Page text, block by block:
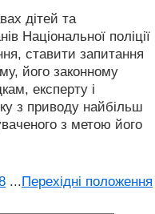
дітей та
Національної поліції
ставити запитання
його законному
експерту і
з приводу найбільш
з метою його
...Перехідні положення